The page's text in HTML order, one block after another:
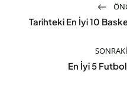
Tarihteki En İyi 10
En İyi 5